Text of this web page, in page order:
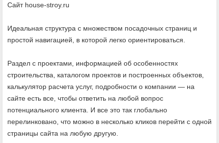
Сайт house-stroy.ru
Идеальная структура с множеством посадочных страниц и
простой навигацией, в которой легко ориентироваться.
Раздел с проектами, информацией об особенностях
строительства, каталогом проектов и построенных объектов,
калькулятор расчета услуг, подробности о компании — на
сайте есть все, чтобы ответить на любой вопрос
потенциального клиента. И все это так глобально
перелинковано, что можно в несколько кликов перейти с одной
страницы сайта на любую другую.